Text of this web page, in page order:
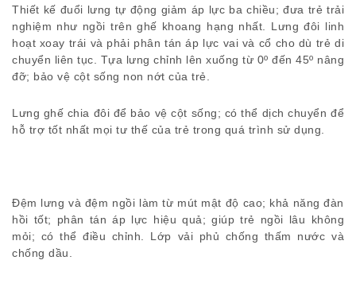
Thiết kế đuổi lưng tự động giảm áp lực ba chiều; đưa trẻ trải
nghiệm như ngồi trên ghế khoang hạng nhất. Lưng đôi linh
hoạt xoay trái và phải phân tán áp lực vai và cổ cho dù trẻ di
chuyển liên tục. Tựa lưng chỉnh lên xuống từ 0º đến 45º nâng
đỡ; bảo vệ cột sống non nớt của trẻ.
Lưng ghế chia đôi để bảo vệ cột sống; có thể dịch chuyển để
hỗ trợ tốt nhất mọi tư thế của trẻ trong quá trình sử dụng.
Đệm lưng và đệm ngồi làm từ mút mật độ cao; khả năng đàn
hồi tốt; phân tán áp lực hiệu quả; giúp trẻ ngồi lâu không
mỏi; có thể điều chỉnh. Lớp vải phủ chống thấm nước và
chống dầu.